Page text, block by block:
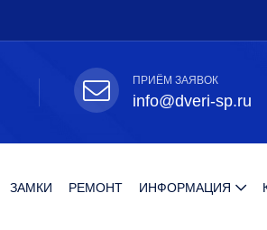
ПРИЁМ ЗАЯВОК
info@dveri-sp.ru
ЗАМКИ РЕМОНТ ИНФОРМАЦИЯ